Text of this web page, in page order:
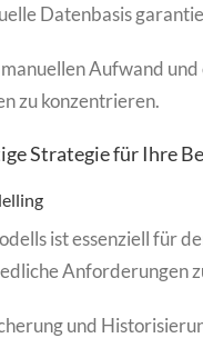
Datenbasis
Aufwand
zu konzentrieren.
Strategie für Ihre
ist essenziell für
Anforderungen
und